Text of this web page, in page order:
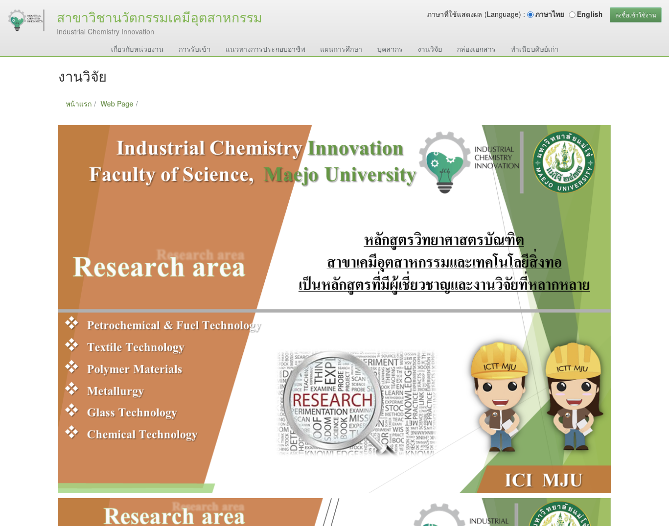
สาขาวิชานวัตกรรมเคมีอุตสาหกรรม
Industrial Chemistry Innovation
ภาษาที่ใช้แสดงผล (Language) : ภาษาไทย English ลงชื่อเข้าใช้งาน
เกี่ยวกับหน่วยงาน การรับเข้า แนวทางการประกอบอาชีพ แผนการศึกษา บุคลากร งานวิจัย กล่องเอกสาร ทำเนียบศิษย์เก่า
งานวิจัย
หน้าแรก Web Page